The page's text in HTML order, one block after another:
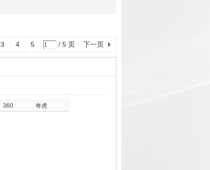
3 4 5 / 5 页 下一页
360 奇虎